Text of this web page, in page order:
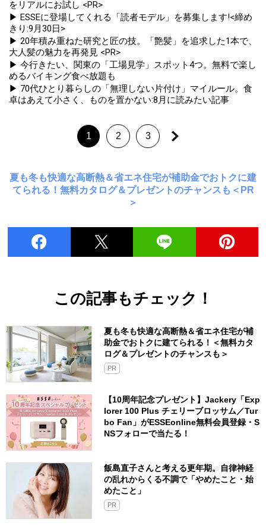
をリアルにお試し <PR>
▶ ESSEに登場してくれる「読者モデル」を募集します!<締め
きり:9月30日>
▶ 20年積み重ねた研究と匠の技。「艶髪」を追求した1本で、
大人髪の魅力を再発見 <PR>
▶ 今行きたい、関東の「工場見学」スポット4つ。無料で楽し
めるバイキング食べ放題も
▶ 70代ひとり暮らしの「無理しない片付け」マイルール。食
卓はあえて小さく、ものを置かない:8月に読みたい記事
1 2 3
夏も冬も快適な高断熱＆省エネ住宅が補助金でおトクに建
てられる！無料カタログ＆プレゼントのチャンスも＜PR
＞
この記事もチェック！
夏も冬も快適な高断熱＆省エネ住宅が補
助金でおトクに建てられる！＜無料カタ
ログ＆プレゼントのチャンスも＞
PR
【10周年記念プレゼント】Jackery「Exp
lorer 100 Plus チェリーブロッサム／Tur
bo Fan」がESSEonline無料会員登録・S
NSフォローで当たる！
飯島直子さんと考える更年期。自律神経
の乱れからくる不調で「やめたこと・始
めたこと」
PR